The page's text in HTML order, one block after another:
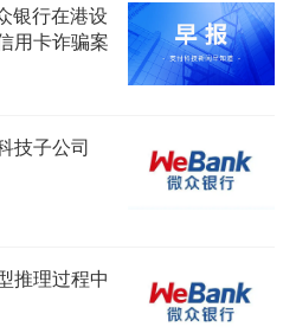
银行在港设
用卡诈骗案
技子公司
推理过程中